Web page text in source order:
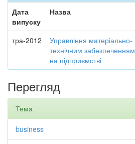
Дата
випуску
Назва
тра-2012
Управління матеріально-
технічним забезпеченням
на підприємстві
Перегляд
Тема
business